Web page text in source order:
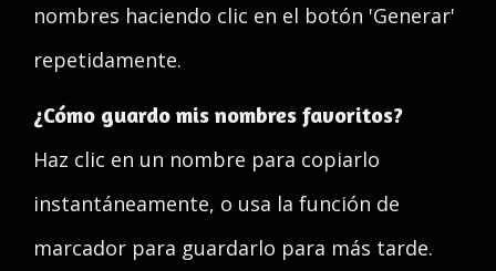
nombres haciendo clic en el botón 'Generar'
repetidamente.
¿Cómo guardo mis nombres favoritos?
Haz clic en un nombre para copiarlo
instantáneamente, o usa la función de
marcador para guardarlo para más tarde.